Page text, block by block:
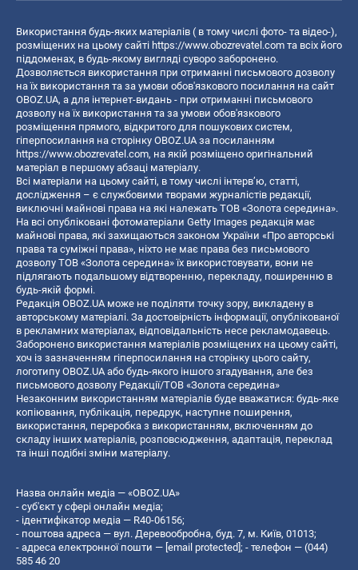
Використання будь-яких матеріалів ( в тому числі фото- та відео-),
розміщених на цьому сайті https://www.obozrevatel.com та всіх його
піддоменах, в будь-якому вигляді суворо заборонено.
Дозволяється використання при отриманні письмового дозволу
на їх використання та за умови обов'язкового посилання на сайт
OBOZ.UA, а для інтернет-видань - при отриманні письмового
дозволу на їх використання та за умови обов'язкового
розміщення прямого, відкритого для пошукових систем,
гіперпосилання на сторінку OBOZ.UA за посиланням
https://www.obozrevatel.com, на якій розміщено оригінальний
матеріал в першому абзаці матеріалу.
Всі матеріали на цьому сайті, в тому числі інтерв’ю, статті,
дослідження – є службовими творами журналістів редакції,
виключні майнові права на які належать ТОВ «Золота середина».
На всі опубліковані фотоматеріали Getty Images редакція має
майнові права, які захищаються законом України «Про авторські
права та суміжні права», ніхто не має права без письмового
дозволу ТОВ «Золота середина» їх використовувати, вони не
підлягають подальшому відтворенню, перекладу, поширенню в
будь-якій формі.
Редакція OBOZ.UA може не поділяти точку зору, викладену в
авторському матеріалі. За достовірність інформації, опублікованої
в рекламних матеріалах, відповідальність несе рекламодавець.
Заборонено використання матеріалів розміщених на цьому сайті,
хоч із зазначенням гіперпосилання на сторінку цього сайту,
логотипу OBOZ.UA або будь-якого іншого згадування, але без
письмового дозволу Редакції/ТОВ «Золота середина»
Незаконним використанням матеріалів буде вважатися: будь-яке
копiювання, публiкацiя, передрук, наступне поширення,
використання, переробка з використанням, включенням до
складу інших матеріалів, розповсюдження, адаптація, переклад
та інші подібні зміни матеріалу.
Назва онлайн медіа — «OBOZ.UA»
- суб'єкт у сфері онлайн медіа;
- ідентифікатор медіа — R40-06156;
- поштова адреса — вул. Деревообробна, буд. 7, м. Київ, 01013;
- адреса електронної пошти — [email protected]; - телефон — (044)
585 46 20